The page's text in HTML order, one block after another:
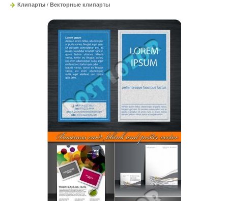
Клипарты / Векторные клипарты